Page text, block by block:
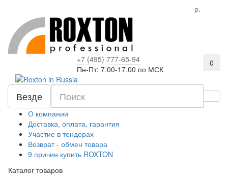
р.
+7 (495) 777-65-94
Пн-Пт: 7.00-17.00 по МСК
0
Везде
О компании
Доставка, оплата, гарантия
Участие в тендерах
Возврат - обмен товара
9 причин купить ROXTON
Каталог товаров